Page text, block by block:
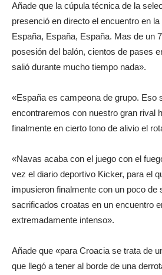
Añade que la cúpula técnica de la
presenció en directo el encuentro en
España, España, España. Mas de un
posesión del balón, cientos de pases
salió durante mucho tiempo nada».
«España es campeona de grupo. Eso
encontraremos con nuestro gran rival
finalmente en cierto tono de alivio el
«Navas acaba con el juego con el
vez el diario deportivo Kicker, para el
impusieron finalmente con un poco de
sacrificados croatas en un encuentro
extremadamente intenso».
Añade que «para Croacia se trata de
que llegó a tener al borde de una